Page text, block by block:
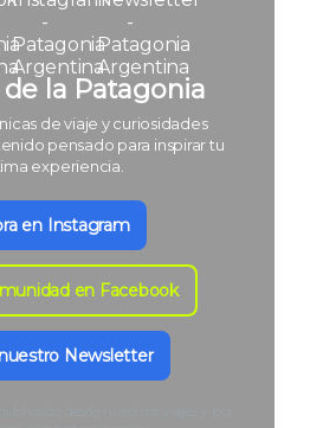
la Patagonia
de viaje y curiosidades
pensado para inspirar tu
experiencia.
en Instagram
en Facebook
Newsletter